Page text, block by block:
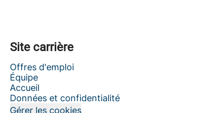
Site carrière
Offres d'emploi
Équipe
Accueil
Données et confidentialité
Gérer les cookies